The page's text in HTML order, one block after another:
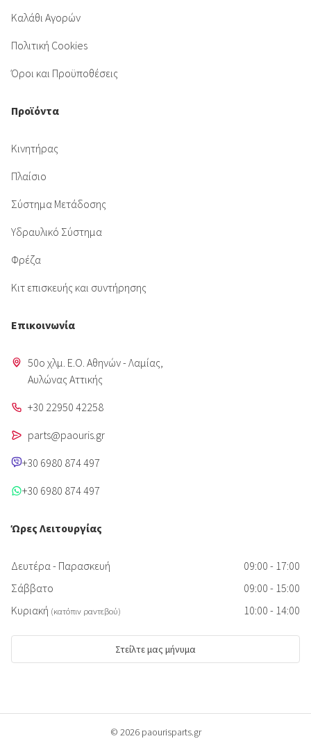
Καλάθι Αγορών
Πολιτική Cookies
Όροι και Προϋποθέσεις
Προϊόντα
Κινητήρας
Πλαίσιο
Σύστημα Μετάδοσης
Υδραυλικό Σύστημα
Φρέζα
Κιτ επισκευής και συντήρησης
Επικοινωνία
50o χλμ. Ε.Ο. Αθηνών - Λαμίας,
Aυλώνας Αττικής
+30 22950 42258
parts@paouris.gr
+30 6980 874 497
+30 6980 874 497
Ώρες Λειτουργίας
Δευτέρα - Παρασκευή
09:00 - 17:00
Σάββατο
09:00 - 15:00
Κυριακή (κατόπιν ραντεβού) 10:00 - 14:00
Στείλτε μας μήνυμα
© 2026 paourisparts.gr